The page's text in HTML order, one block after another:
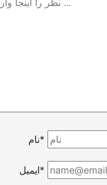
نام*
ایمیل*